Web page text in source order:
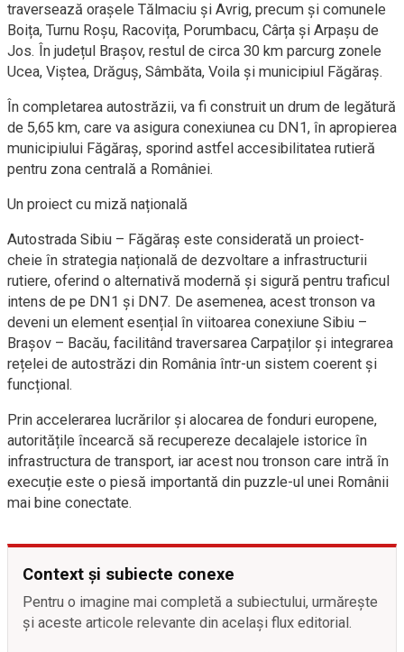
traversează orașele Tălmaciu și Avrig, precum și comunele
Boița, Turnu Roșu, Racovița, Porumbacu, Cârța și Arpașu de
Jos. În județul Brașov, restul de circa 30 km parcurg zonele
Ucea, Viștea, Drăguș, Sâmbăta, Voila și municipiul Făgăraș.
În completarea autostrăzii, va fi construit un drum de legătură
de 5,65 km, care va asigura conexiunea cu DN1, în apropierea
municipiului Făgăraș, sporind astfel accesibilitatea rutieră
pentru zona centrală a României.
Un proiect cu miză națională
Autostrada Sibiu – Făgăraș este considerată un proiect-
cheie în strategia națională de dezvoltare a infrastructurii
rutiere, oferind o alternativă modernă și sigură pentru traficul
intens de pe DN1 și DN7. De asemenea, acest tronson va
deveni un element esențial în viitoarea conexiune Sibiu –
Brașov – Bacău, facilitând traversarea Carpaților și integrarea
rețelei de autostrăzi din România într-un sistem coerent și
funcțional.
Prin accelerarea lucrărilor și alocarea de fonduri europene,
autoritățile încearcă să recupereze decalajele istorice în
infrastructura de transport, iar acest nou tronson care intră în
execuție este o piesă importantă din puzzle-ul unei Românii
mai bine conectate.
Context și subiecte conexe
Pentru o imagine mai completă a subiectului, urmărește
și aceste articole relevante din același flux editorial.